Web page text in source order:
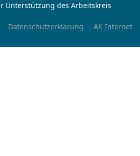
Unterstützung des Arbeitskreis
Datenschutzerklärung AK Internet